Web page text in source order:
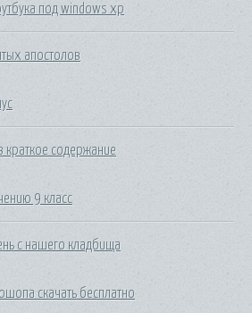
под windows xp
апостолов
краткое содержание
9 класс
с нашего кладбища
скачать бесплатно